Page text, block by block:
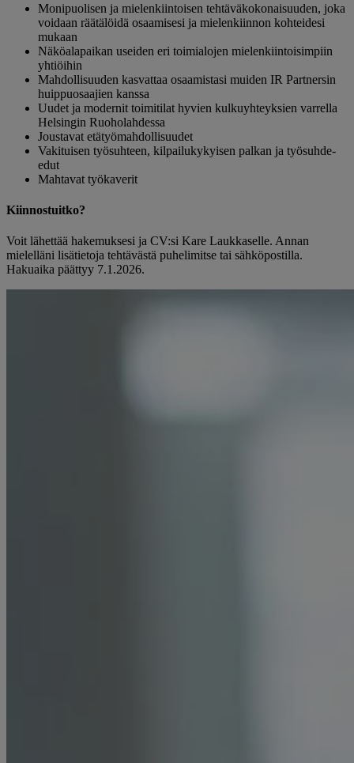
Monipuolisen ja mielenkiintoisen tehtäväkokonaisuuden, joka
voidaan räätälöidä osaamisesi ja mielenkiinnon kohteidesi
mukaan
Näköalapaikan useiden eri toimialojen mielenkiintoisimpiin
yhtiöihin
Mahdollisuuden kasvattaa osaamistasi muiden IR Partnersin
huippuosaajien kanssa
Uudet ja modernit toimitilat hyvien kulkuyhteyksien varrella
Helsingin Ruoholahdessa
Joustavat etätyömahdollisuudet
Vakituisen työsuhteen, kilpailukykyisen palkan ja työsuhde-
edut
Mahtavat työkaverit
Kiinnostuitko?
Voit lähettää hakemuksesi ja CV:si Kare Laukkaselle. Annan
mielelläni lisätietoja tehtävästä puhelimitse tai sähköpostilla.
Hakuaika päättyy 7.1.2026.